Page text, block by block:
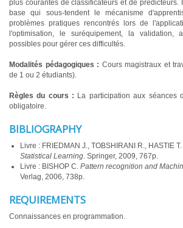
plus courantes de classificateurs et de prédicteurs.
base qui sous-tendent le mécanisme
problèmes pratiques rencontrés lors de
l'optimisation, le suréquipement, la validation,
possibles pour gérer ces difficultés.
Modalités pédagogiques : Cours magistraux et
de 1 ou 2 étudiants).
Règles du cours : La participation aux séances
obligatoire.
BIBLIOGRAPHY
Livre : FRIEDMAN J., TOBSHIRANI R., HASTIE T.
Statistical Learning. Springer, 2009, 767p.
Livre : BISHOP C. Pattern recognition and
Verlag, 2006, 738p.
REQUIREMENTS
Connaissances en programmation.